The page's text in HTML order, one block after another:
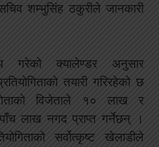
शम्भुसिंह ठकुरीले जानकारी
गरेको क्यालेण्डर अनुसार
तयारी गरिरहेको छ
विजेताले १० लाख र
लाख नगद प्राप्त गर्नेछन् ।
सर्वोत्कृष्ट खेलाडीले